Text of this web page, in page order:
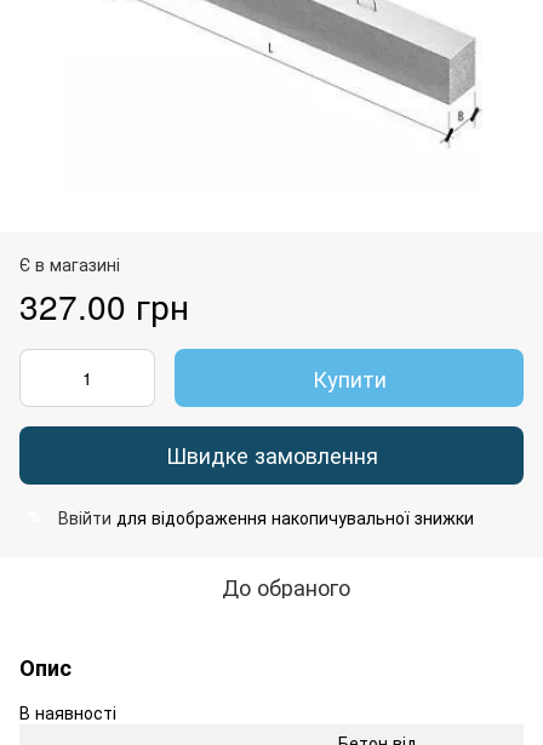
Є в магазині
327.00 грн
Купити
Швидке замовлення
Ввійти для відображення накопичувальної знижки
До обраного
Опис
В наявності